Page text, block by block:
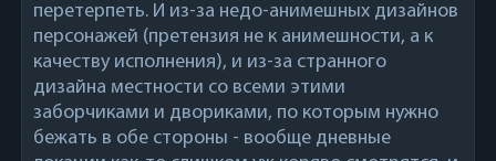
перетерпеть. И из-за недо-анимешных дизайнов
персонажей (претензия не к анимешности, а к
качеству исполнения), и из-за странного
дизайна местности со всеми этими
заборчиками и двориками, по которым нужно
бежать в обе стороны - вообще дневные